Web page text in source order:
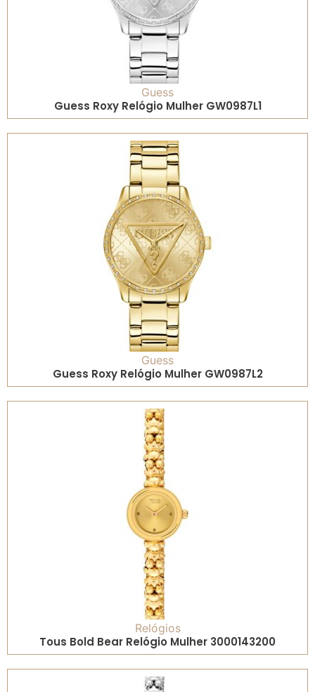
Guess
Guess Roxy Relógio Mulher GW0987L1
Guess
Guess Roxy Relógio Mulher GW0987L2
Relógios
Tous Bold Bear Relógio Mulher 3000143200